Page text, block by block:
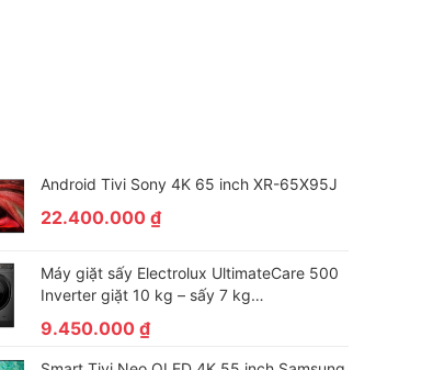
Android Tivi Sony 4K 65 inch XR-65X95J
22.400.000₫
Máy giặt sấy Electrolux UltimateCare 500
Inverter giặt 10 kg – sấy 7 kg
9.450.000₫